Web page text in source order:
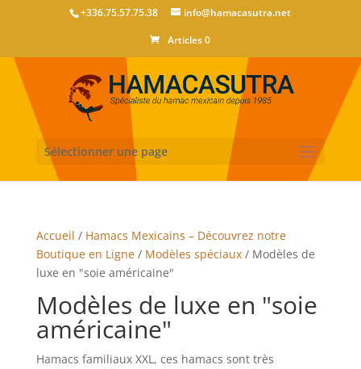
+336.75.57.75.38
info@hamacasutra.net
Articles 0
Sélectionner une page
Accueil / Hamacs Mexicains – Découvrez notre
Boutique en Ligne/ Modèles spéciaux/ Modèles de
luxe en "soie américaine"
Modèles de luxe en "soie
américaine"
Hamacs familiaux XXL, ces hamacs sont très